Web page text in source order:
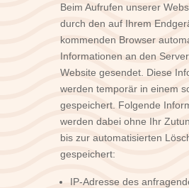
Beim Aufrufen unserer
durch den auf Ihrem
kommenden Browser
Informationen an den
Website gesendet. Diese
werden temporär in einem
gespeichert. Folgende
werden dabei ohne Ihr
bis zur automatisierten
gespeichert:
IP-Adresse des